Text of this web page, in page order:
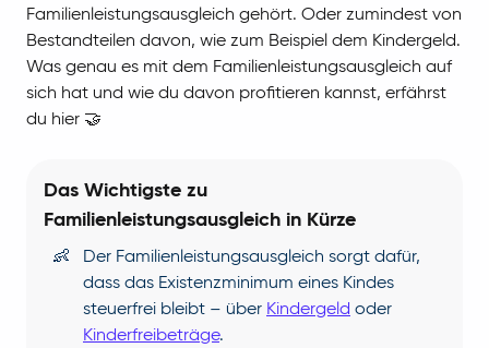
Familienleistungsausgleich gehört. Oder zumindest von
Bestandteilen davon, wie zum Beispiel dem Kindergeld.
Was genau es mit dem Familienleistungsausgleich auf
sich hat und wie du davon profitieren kannst, erfährst
du hier 🤝
Das Wichtigste zu
Familienleistungsausgleich in Kürze
👶
Der Familienleistungsausgleich sorgt dafür,
dass das Existenzminimum eines Kindes
steuerfrei bleibt – über Kindergeld oder
Kinderfreibeträge.